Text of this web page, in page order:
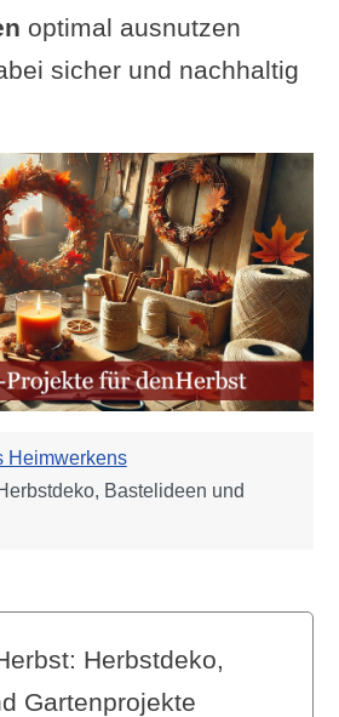
optimal ausnutzen
sicher und nachhaltig
Heimwerkens
Bastelideen und
Herbstdeko,
Gartenprojekte